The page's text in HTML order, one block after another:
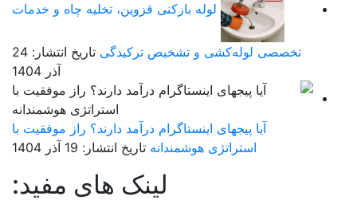
لوله بازکنی قزوین، تخلیه چاه و خدمات
تخصصی لوله‌کشی و تشخیص ترکیدگی
تاریخ انتشار: 24
آیا پیجهای اینستاگرام درآمد دارند؟ راز موفقیت با
استراتژی هوشمندانه تاریخ انتشار: 19 آذر 1404
لینک های مفید: